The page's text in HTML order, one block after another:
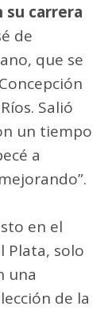
su carrera
de
que se
Salió
un tiempo
a
en el
Plata, solo
una
de la